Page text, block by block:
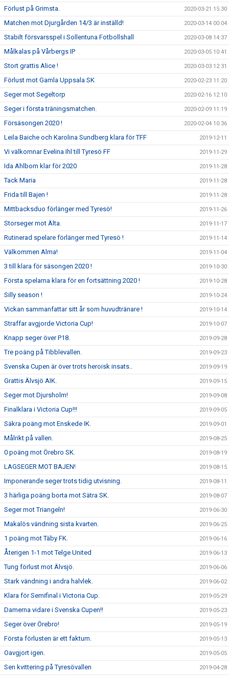
Förlust på Grimsta. 2020-03-21 15:30
Matchen mot Djurgården 14/3 är inställd! 2020-03-14 00:04
Stabilt försvarsspel i Sollentuna Fotbollshall 2020-03-08 14:37
Målkalas på Vårbergs IP 2020-03-05 10:41
Stort grattis Alice ! 2020-03-03 12:31
Förlust mot Gamla Uppsala SK 2020-02-23 11:20
Seger mot Segeltorp 2020-02-16 12:10
Seger i första träningsmatchen. 2020-02-09 11:19
Försäsongen 2020 ! 2020-02-04 10:36
Leila Baiche och Karolina Sundberg klara för TFF 2019-12-11
Vi välkomnar Evelina Ihl till Tyresö FF 2019-11-29
Ida Ahlbom klar för 2020 2019-11-28
Tack Maria 2019-11-28
Frida till Bajen ! 2019-11-28
Mittbacksduo förlänger med Tyresö! 2019-11-26
Storseger mot Älta. 2019-11-17
Rutinerad spelare förlänger med Tyresö ! 2019-11-14
Välkommen Alma! 2019-11-04
3 till klara för säsongen 2020 ! 2019-10-30
Första spelarna klara för en fortsättning 2020 ! 2019-10-28
Silly season ! 2019-10-24
Vickan sammanfattar sitt år som huvudtränare ! 2019-10-14
Straffar avgjorde Victoria Cup! 2019-10-07
Knapp seger över P18. 2019-09-28
Tre poäng på Tibblevallen. 2019-09-23
Svenska Cupen är över trots heroisk insats.. 2019-09-19
Grattis Älvsjö AIK. 2019-09-15
Seger mot Djursholm! 2019-09-08
Finalklara i Victoria Cup!!! 2019-09-05
Säkra poäng mot Enskede IK. 2019-09-01
Målrikt på vallen. 2019-08-25
0 poäng mot Örebro SK. 2019-08-19
LAGSEGER MOT BAJEN! 2019-08-15
Imponerande seger trots tidig utvisning. 2019-08-11
3 härliga poäng borta mot Sätra SK. 2019-08-07
Seger mot Triangeln! 2019-06-30
Makalös vändning sista kvarten. 2019-06-25
1 poäng mot Täby FK. 2019-06-16
Återigen 1-1 mot Telge United 2019-06-13
Tung förlust mot Älvsjö. 2019-06-06
Stark vändning i andra halvlek. 2019-06-02
Klara för Semifinal i Victoria Cup. 2019-05-29
Damerna vidare i Svenska Cupen!! 2019-05-23
Seger över Örebro! 2019-05-19
Första förlusten är ett faktum. 2019-05-13
Oavgjort igen. 2019-05-05
Sen kvittering på Tyresövallen 2019-04-28